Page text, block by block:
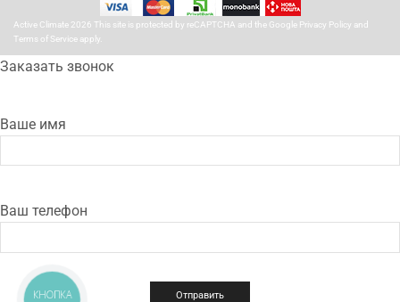
Active Climate 2026 This site is protected by reCAPTCHA and the Google Privacy Policy and
Terms of Service apply.
Заказать звонок
Ваше имя
Ваш телефон
КНОПКА